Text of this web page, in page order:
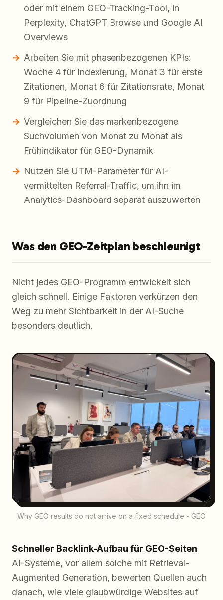
oder mit einem GEO-Tracking-Tool, in
Perplexity, ChatGPT Browse und Google AI
Overviews
Arbeiten Sie mit phasenbezogenen KPIs:
Woche 4 für Indexierung, Monat 3 für erste
Zitationen, Monat 6 für Zitationsrate, Monat
9 für Pipeline-Zuordnung
Vergleichen Sie das markenbezogene
Suchvolumen von Monat zu Monat als
Frühindikator für GEO-Dynamik
Nutzen Sie UTM-Parameter für AI-
vermittelten Referral-Traffic, um ihn im
Analytics-Dashboard separat auszuwerten
Was den GEO-Zeitplan beschleunigt
Nicht jedes GEO-Programm entwickelt sich
gleich schnell. Einige Faktoren verkürzen den
Weg zu mehr Sichtbarkeit in der AI-Suche
besonders deutlich.
Why GEO results do not arrive on a fixed schedule - GEO
Schneller Backlink-Aufbau für GEO-Seiten
AI-Systeme, vor allem solche mit Retrieval-
Augmented Generation, bewerten Quellen auch
danach, wie viele glaubwürdige Websites auf